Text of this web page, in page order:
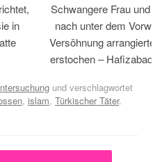
in
Schwangere Frau und
nach unter dem
Versöhnung
erstochen – Hafizabad,
und verschlagwortet
, islam, Türkischer Täter.